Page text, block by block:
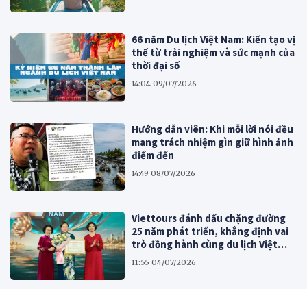
66 năm Du lịch Việt Nam: Kiến tạo vị
thế từ trải nghiệm và sức mạnh của
thời đại số
14:04 09/07/2026
Hướng dẫn viên: Khi mỗi lời nói đều
mang trách nhiệm gìn giữ hình ảnh
điểm đến
14:49 08/07/2026
Viettours đánh dấu chặng đường
25 năm phát triển, khẳng định vai
trò đồng hành cùng du lịch Việt
Nam
11:55 04/07/2026